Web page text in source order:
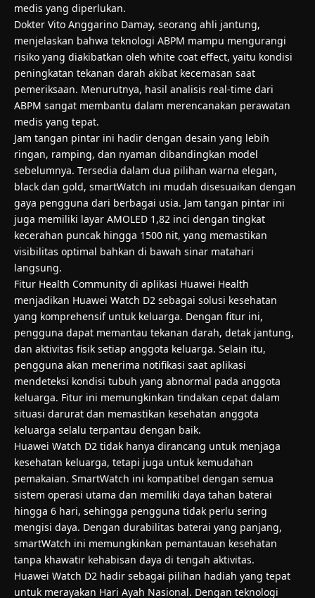
medis yang diperlukan.
Dokter Vito Anggarino Damay, seorang ahli jantung,
menjelaskan bahwa teknologi ABPM mampu mengurangi
risiko yang diakibatkan oleh white coat effect, yaitu kondisi
peningkatan tekanan darah akibat kecemasan saat
pemeriksaan. Menurutnya, hasil analisis real-time dari
ABPM sangat membantu dalam merencanakan perawatan
medis yang tepat.
Jam tangan pintar ini hadir dengan desain yang lebih
ringan, ramping, dan nyaman dibandingkan model
sebelumnya. Tersedia dalam dua pilihan warna elegan,
black dan gold, smartWatch ini mudah disesuaikan dengan
gaya pengguna dari berbagai usia. Jam tangan pintar ini
juga memiliki layar AMOLED 1,82 inci dengan tingkat
kecerahan puncak hingga 1500 nit, yang memastikan
visibilitas optimal bahkan di bawah sinar matahari
langsung.
Fitur Health Community di aplikasi Huawei Health
menjadikan Huawei Watch D2 sebagai solusi kesehatan
yang komprehensif untuk keluarga. Dengan fitur ini,
pengguna dapat memantau tekanan darah, detak jantung,
dan aktivitas fisik setiap anggota keluarga. Selain itu,
pengguna akan menerima notifikasi saat aplikasi
mendeteksi kondisi tubuh yang abnormal pada anggota
keluarga. Fitur ini memungkinkan tindakan cepat dalam
situasi darurat dan memastikan kesehatan anggota
keluarga selalu terpantau dengan baik.
Huawei Watch D2 tidak hanya dirancang untuk menjaga
kesehatan keluarga, tetapi juga untuk kemudahan
pemakaian. SmartWatch ini kompatibel dengan semua
sistem operasi utama dan memiliki daya tahan baterai
hingga 6 hari, sehingga pengguna tidak perlu sering
mengisi daya. Dengan durabilitas baterai yang panjang,
smartWatch ini memungkinkan pemantauan kesehatan
tanpa khawatir kehabisan daya di tengah aktivitas.
Huawei Watch D2 hadir sebagai pilihan hadiah yang tepat
untuk merayakan Hari Ayah Nasional. Dengan teknologi